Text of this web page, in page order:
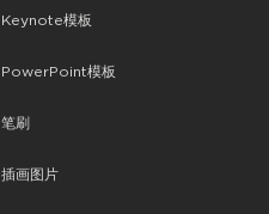
Keynote模板
PowerPoint模板
笔刷
插画图片